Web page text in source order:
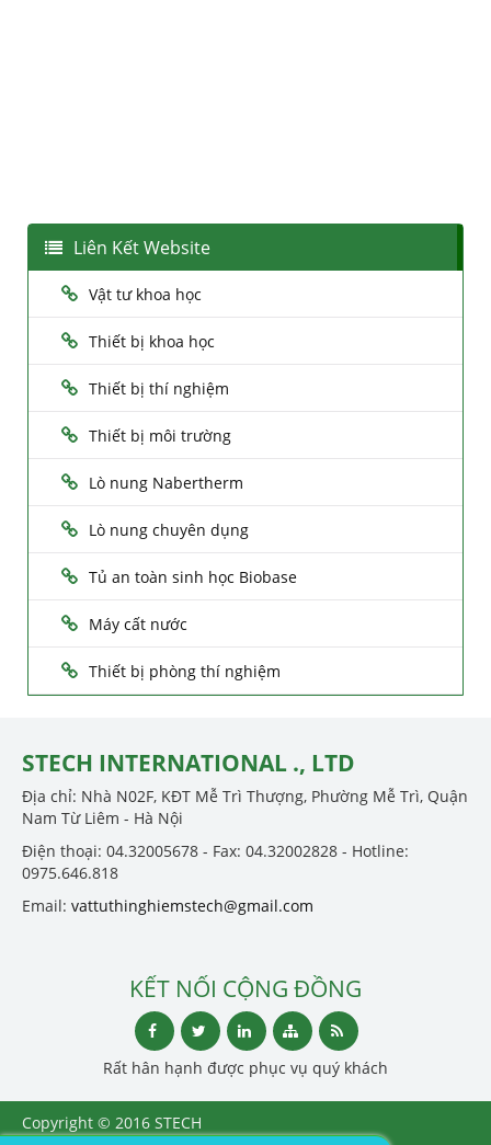
Liên Kết Website
Vật tư khoa học
Thiết bị khoa học
Thiết bị thí nghiệm
Thiết bị môi trường
Lò nung Nabertherm
Lò nung chuyên dụng
Tủ an toàn sinh học Biobase
Máy cất nước
Thiết bị phòng thí nghiệm
STECH INTERNATIONAL ., LTD
Địa chỉ: Nhà N02F, KĐT Mễ Trì Thượng, Phường Mễ Trì, Quận
Nam Từ Liêm - Hà Nội
Điện thoại: 04.32005678 - Fax: 04.32002828 - Hotline:
0975.646.818
Email: vattuthinghiemstech@gmail.com
KẾT NỐI CỘNG ĐỒNG
Rất hân hạnh được phục vụ quý khách
Copyright © 2016 STECH